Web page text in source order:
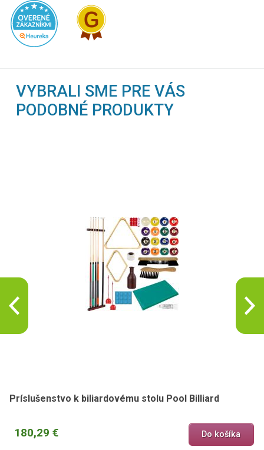
VYBRALI SME PRE VÁS
PODOBNÉ PRODUKTY
Príslušenstvo k biliardovému stolu Pool Billiard
180,29 € Do košíka